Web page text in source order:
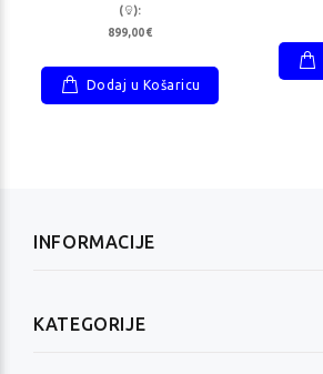
(
):
899,00 €
Dodaj u Košaricu
INFORMACIJE
KATEGORIJE